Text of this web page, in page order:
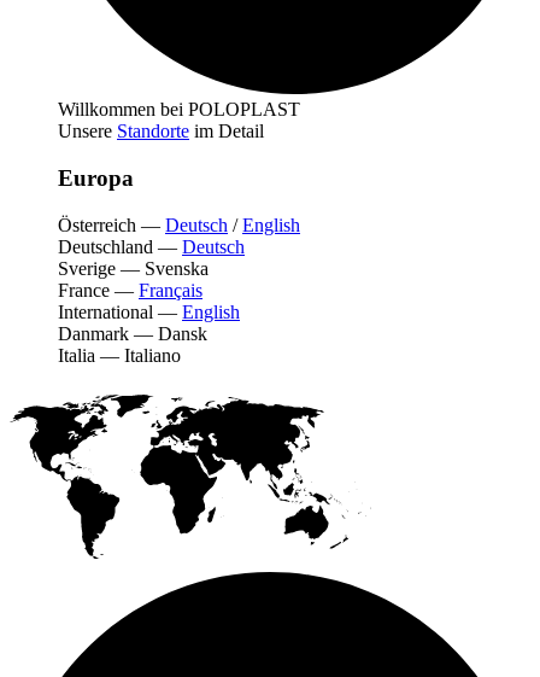
Willkommen bei POLOPLAST
Unsere Standorte im Detail
Europa
Österreich — Deutsch /English
Deutschland — Deutsch
Sverige — Svenska
France — Français
International — English
Danmark — Dansk
Italia — Italiano